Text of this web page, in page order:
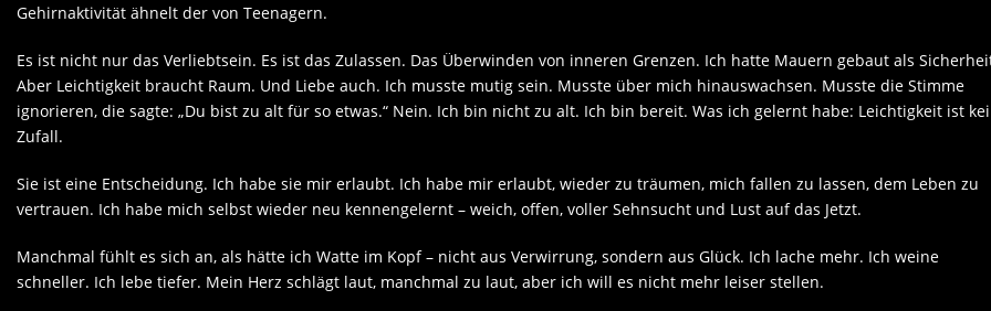
Gehirnaktivität ähnelt der von Teenagern.
Es ist nicht nur das Verliebtsein. Es ist das Zulassen. Das Überwinden von inneren Grenzen. Ich hatte Mauern gebaut als
Aber Leichtigkeit braucht Raum. Und Liebe auch. Ich musste mutig sein. Musste über mich hinauswachsen. Musste die Stimme
ignorieren, die sagte: „Du bist zu alt für so etwas.“ Nein. Ich bin nicht zu alt. Ich bin bereit. Was ich gelernt habe: Leichtigkeit ist
Zufall.
Sie ist eine Entscheidung. Ich habe sie mir erlaubt. Ich habe mir erlaubt, wieder zu träumen, mich fallen zu lassen, dem Leben zu
vertrauen. Ich habe mich selbst wieder neu kennengelernt – weich, offen, voller Sehnsucht und Lust auf das Jetzt.
Manchmal fühlt es sich an, als hätte ich Watte im Kopf – nicht aus Verwirrung, sondern aus Glück. Ich lache mehr. Ich weine
schneller. Ich lebe tiefer. Mein Herz schlägt laut, manchmal zu laut, aber ich will es nicht mehr leiser stellen.